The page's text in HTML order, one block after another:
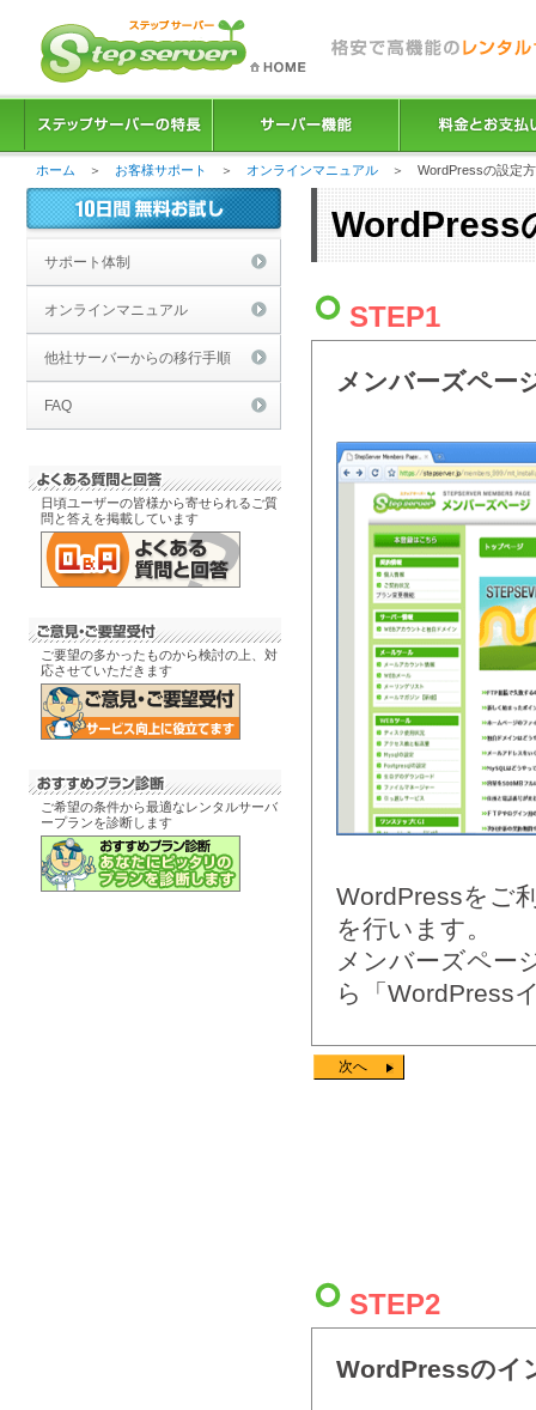
ホーム ＞ お客様サポート ＞ オンラインマニュアル ＞ WordPressの設定
サポート体制
オンラインマニュアル
他社サーバーからの移行手順
FAQ
日頃ユーザーの皆様から寄せられるご質
問と答えを掲載しています
ご要望の多かったものから検討の上、対
応させていただきます
ご希望の条件から最適なレンタルサーバ
ープランを診断します
WordPress
STEP1
メンバーズペー
WordPressをご
を行います。
メンバーズペー
ら「WordPress
次へ
STEP2
WordPressのイ